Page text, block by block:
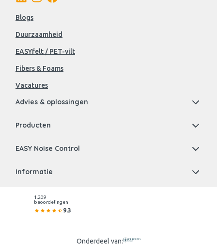
Blogs
Duurzaamheid
EASYfelt / PET-vilt
Fibers & Foams
Vacatures
Advies & oplossingen
Producten
EASY Noise Control
Informatie
1.209
beoordelingen
9.3
Onderdeel van: